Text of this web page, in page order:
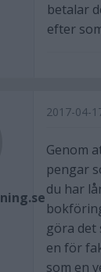
betalar
efter
2017-04-
Genom
pengar
du har
göra det
en för
som en